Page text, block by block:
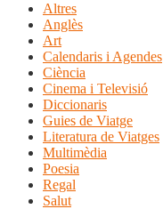
Altres
Anglès
Art
Calendaris i Agendes
Ciència
Cinema i Televisió
Diccionaris
Guies de Viatge
Literatura de Viatges
Multimèdia
Poesia
Regal
Salut